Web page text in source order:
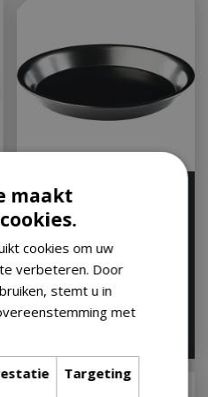
Grill Guru Drip Pan
Compact
maakt
cookies om uw
verbeteren. Door
stemt u in
met
Targeting